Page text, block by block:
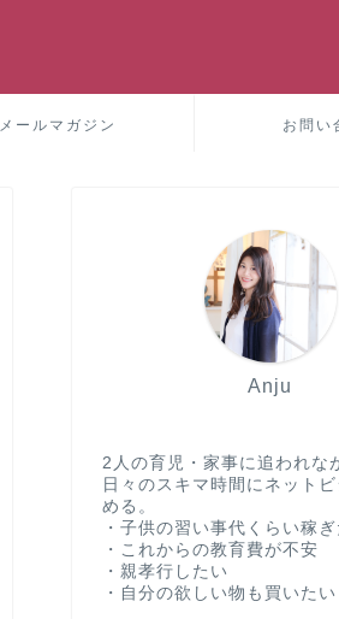
メールマガジン お問い
Anju
2人の育児・家事に追われな
日々のスキマ時間にネット
める。
・子供の習い事代くらい稼ぎ
・これからの教育費が不安
・親孝行したい
・自分の欲しい物も買いたい